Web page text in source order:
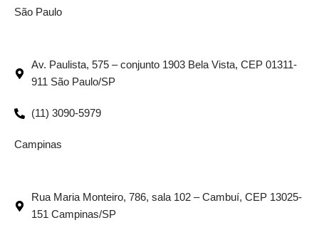
São Paulo
Av. Paulista, 575 – conjunto 1903 Bela Vista, CEP 01311-
911 São Paulo/SP
(11) 3090-5979
Campinas
Rua Maria Monteiro, 786, sala 102 – Cambuí, CEP 13025-
151 Campinas/SP